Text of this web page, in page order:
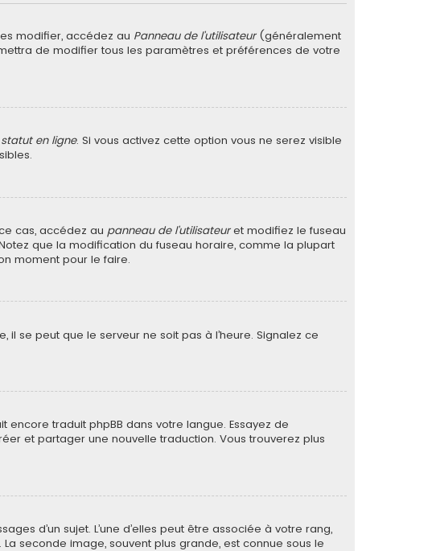
modifier, accédez au Panneau de l’utilisateur(généralement
de modifier tous les paramètres et préférences de votre
en ligne. Si vous activez cette option vous ne serez visible
cas, accédez au panneau de l’utilisateuret modifiez le fuseau
que la modification du fuseau horaire, comme la plupart
moment pour le faire.
se peut que le serveur ne soit pas à l’heure. Signalez ce
encore traduit phpBB dans votre langue. Essayez de
et partager une nouvelle traduction. Vous trouverez plus
d’un sujet. L’une d’elles peut être associée à votre rang,
seconde image, souvent plus grande, est connue sous le